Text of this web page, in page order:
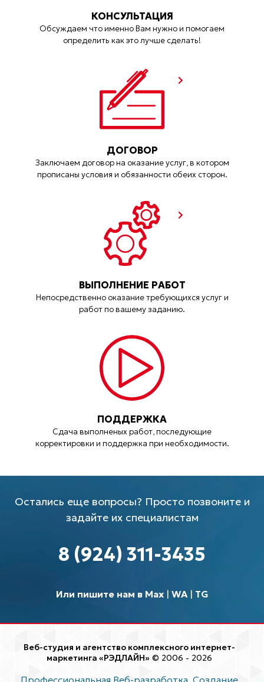
КОНСУЛЬТАЦИЯ
Обсуждаем что именно Вам нужно и помогаем
определить как это лучше сделать!
ДОГОВОР
Заключаем договор на оказание услуг, в котором
прописаны условия и обязанности обеих сторон.
ВЫПОЛНЕНИЕ РАБОТ
Непосредственно оказание требующихся услуг и
работ по вашему заданию.
ПОДДЕРЖКА
Сдача выполненых работ, последующие
корректировки и поддержка при необходимости.
Остались еще вопросы? Просто позвоните и
задайте их специалистам
8 (924) 311-3435
Или пишите нам в Max| WA| TG
Веб-студия и агентство комплексного интернет-
маркетинга «РЭДЛАЙН» © 2006 - 2026
Профессиональная Веб-разработка. Создание